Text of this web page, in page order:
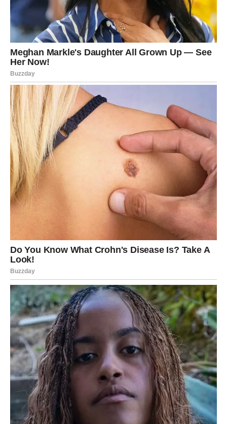
Takođe, trebalo bi da izbegavatedehidrirajuće napitke ,
kao što su previše kafe, crni čaj i alkohol. Ovi napici mogu
doprineti gubitku tečnosti i pogoršati stanje vaših krvnih
sudova. Uz to, važno je redovno pratiti svoje zdravlje i
raditikontrole, kao što su testovi
agregacije trombocita. Ovi testovi mogu pomoći da se
rano prepoznaju problemi sa cirkulacijom i zdravljem
krvnih sudova.
U suštini, telo nam često šalje signale koje, nažalost,
često zanemarujemo. Simptomi koji se javljaju nakon
tuširanja ili drugih aktivnosti sa toplom vodom nisu
uvek bezazleni. Oni mogu biti rani pokazatelji da krv
postaje pregusta, što povećava rizik od tromboze. Zato
je važno da pratimo ove signale i da pravovremeno
reagujemo, jer prevencija, pravilna ishrana, fizička
aktivnost i redovne kontrole mogu doslovno spasiti
život.
PREUZMITE BESPLATNO!
⋆ KNJIGA SA RECEPTIMA ⋆
Upiši svoj email i preuzmi BESPLATNU
knjigu s receptima! Uživaj u jednostavnim
i ukusnim jelima koja će osvojiti tvoje
najdraže.